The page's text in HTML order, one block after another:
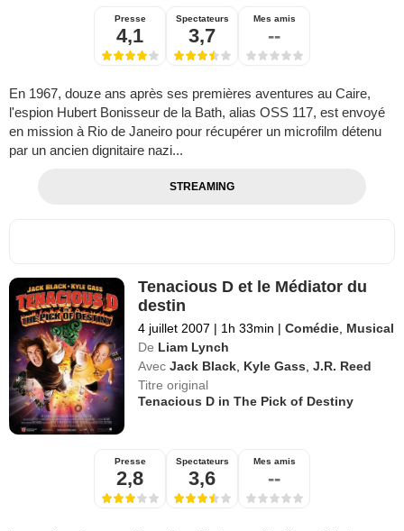
Presse
4,1
Spectateurs
3,7
Mes amis
--
En 1967, douze ans après ses premières aventures au Caire,
l'espion Hubert Bonisseur de la Bath, alias OSS 117, est envoyé
en mission à Rio de Janeiro pour récupérer un microfilm détenu
par un ancien dignitaire nazi...
STREAMING
Tenacious D et le Médiator du
destin
4 juillet 2007 | 1h 33min | Comédie, Musical
De Liam Lynch
Avec Jack Black, Kyle Gass,J.R. Reed
Titre original
Tenacious D in The Pick of Destiny
Presse
2,8
Spectateurs
3,6
Mes amis
--